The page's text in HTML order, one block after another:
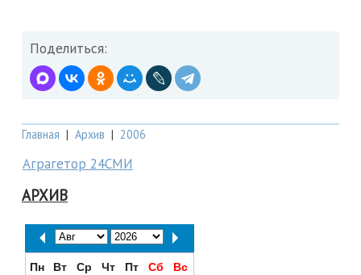
Поделиться:
Главная | Архив | 2006
Аграгетор 24СМИ
АРХИВ
Пн Вт Ср Чт Пт Сб
Вс